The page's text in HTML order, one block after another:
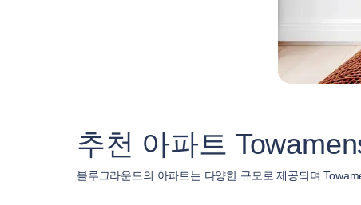
추천 아파트
블루그라운드의 아파트는 다양한 규모로 제공되며